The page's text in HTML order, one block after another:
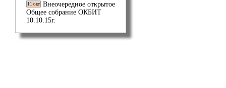
11 окт Внеочередное открытое
Общее собрание ОКБИТ
10.10.15г.